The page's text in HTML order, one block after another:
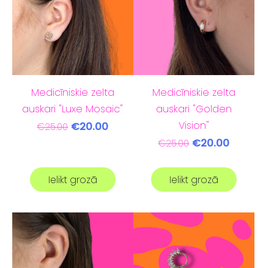
Medicīniskie zelta
auskari "Luxe Mosaic"
€25.00 €20.00
Ielikt grozā
Medicīniskie zelta
auskari "Golden
Vision"
€25.00 €20.00
Ielikt grozā